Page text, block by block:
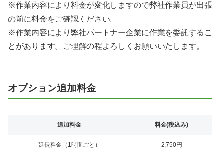
※作業内容により料金が変化しますので弊社作業員が出張
の前に料金をご確認ください。
※作業内容により弊社パートナー企業に作業を委託するこ
とがあります。ご理解の程よろしくお願いいたします。
オプション追加料金
追加料金 料金(税込み)
延長料金（1時間ごと） 2,750円